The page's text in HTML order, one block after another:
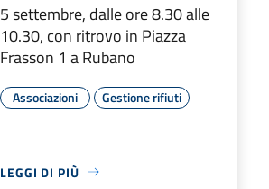
5 settembre, dalle ore 8.30 alle
10.30, con ritrovo in Piazza
Frasson 1 a Rubano
Associazioni Gestione rifiuti
LEGGI DI PIÙ